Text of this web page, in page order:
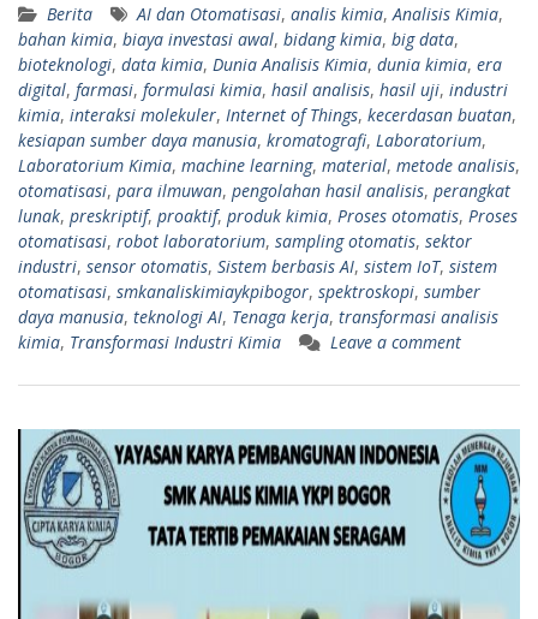
Berita AI dan Otomatisasi, analis kimia, Analisis Kimia,
bahan kimia, biaya investasi awal, bidang kimia, big data,
bioteknologi, data kimia, Dunia Analisis Kimia, dunia kimia, era
digital, farmasi, formulasi kimia, hasil analisis, hasil uji, industri
kimia, interaksi molekuler, Internet of Things, kecerdasan buatan,
kesiapan sumber daya manusia, kromatografi, Laboratorium,
Laboratorium Kimia, machine learning, material, metode analisis,
otomatisasi, para ilmuwan, pengolahan hasil analisis, perangkat
lunak, preskriptif, proaktif, produk kimia, Proses otomatis, Proses
otomatisasi, robot laboratorium, sampling otomatis, sektor
industri, sensor otomatis, Sistem berbasis AI, sistem IoT, sistem
otomatisasi, smkanaliskimiaykpibogor, spektroskopi, sumber
daya manusia, teknologi AI, Tenaga kerja, transformasi analisis
kimia, Transformasi Industri Kimia Leave a comment